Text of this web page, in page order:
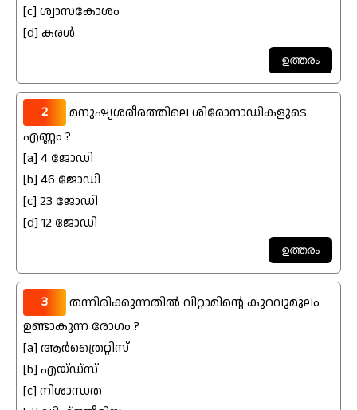
[c] ശ്വാസകോശം
[d] കരൾ
2
മനുഷ്യശരീരത്തിലെ ശിരോനാഡികളുടെ
എണ്ണം ?
[a] 4 ജോഡി
[b] 46 ജോഡി
[c] 23 ജോഡി
[d] 12 ജോഡി
3
തന്നിരിക്കുന്നതിൽ വിറ്റാമിന്റെ കുറവുമൂലം
ഉണ്ടാകുന്ന രോഗം ?
[a] ആർത്രൈറ്റിസ്
[b] എയ്ഡ്സ്
[c] നിശാന്ധത